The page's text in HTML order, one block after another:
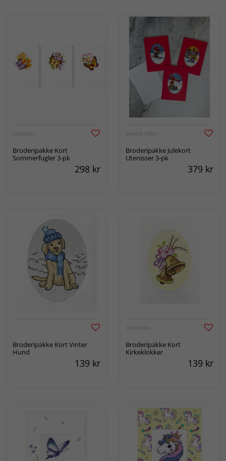
VERVACO
Broderipakke Kort
Sommerfugler 3-pk
298 kr
SVARTA FÅRET
Broderipakke Julekort
Utenisser 3-pk
379 kr
Broderipakke Kort Vinter
Hund
139 kr
ORCHIDEA
Broderipakke Kort
Kirkeklokker
139 kr